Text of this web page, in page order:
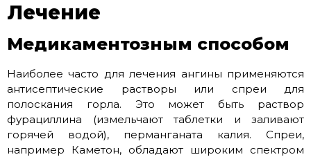
Лечение
Медикаментозным способом
Наиболее часто для лечения ангины применяются
антисептические растворы или спреи для
полоскания горла. Это может быть раствор
фурациллина (измельчают таблетки и заливают
горячей водой), перманганата калия. Спреи,
например Каметон, обладают широким спектром